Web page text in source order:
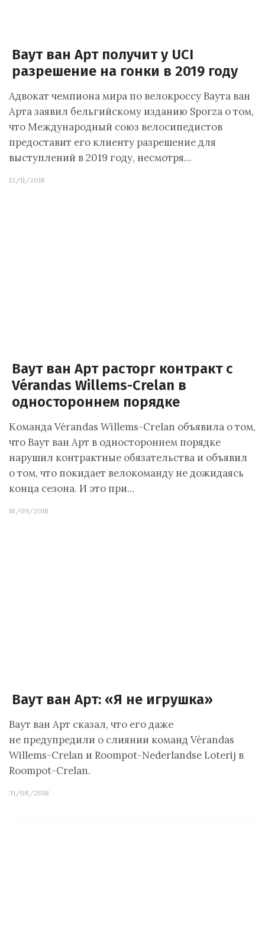
Ваут ван Арт получит у UCI
разрешение на гонки в 2019 году
Адвокат чемпиона мира по велокроссу Ваута ван
Арта заявил бельгийскому изданию Sporza о том,
что Международный союз велосипедистов
предоставит его клиенту разрешение для
выступлений в 2019 году, несмотря…
13/11/2018
Ваут ван Арт расторг контракт с
Vérandas Willems-Crelan в
одностороннем порядке
Команда Vérandas Willems-Crelan объявила о том,
что Ваут ван Арт в одностороннем порядке
нарушил контрактные обязательства и объявил
о том, что покидает велокоманду не дожидаясь
конца сезона. И это при…
18/09/2018
Ваут ван Арт: «Я не игрушка»
Ваут ван Арт сказал, что его даже
не предупредили о слиянии команд Vérandas
Willems-Crelan и Roompot-Nederlandse Loterij в
Roompot-Crelan.
31/08/2018